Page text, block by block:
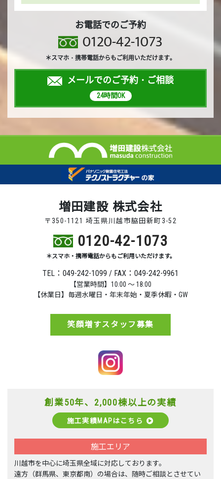
お電話でのご予約
0120-42-1073
＊スマホ・携帯電話からもご利用いただけます。
メールでのご予約・ご相談
24時間OK
増田建設 株式会社
〒350-1121 埼玉県川越市脇田新町3-52
0120-42-1073
＊スマホ・携帯電話からもご利用いただけます。
TEL：049-242-1099 / FAX：049-242-9961
【営業時間】10:00 ～ 18:00
【休業日】毎週水曜日・年末年始・夏季休暇・GW
笑顔増すスタッフ募集
創業50年、2,000棟以上の実績
施工実績MAPはこちら
施工エリア
川越市を中心に埼玉県全域に対応しております。
遠方（群馬県、東京都南）の場合は、随時ご相談とさせてい